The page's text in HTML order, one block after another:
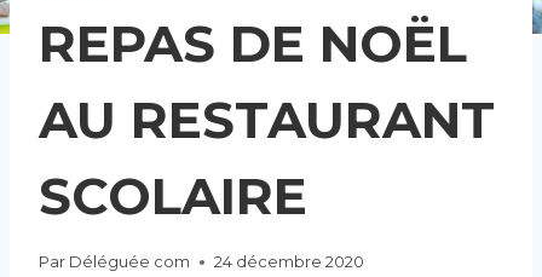
REPAS DE NOËL
AU RESTAURANT
SCOLAIRE
Par Déléguée com 24 décembre 2020